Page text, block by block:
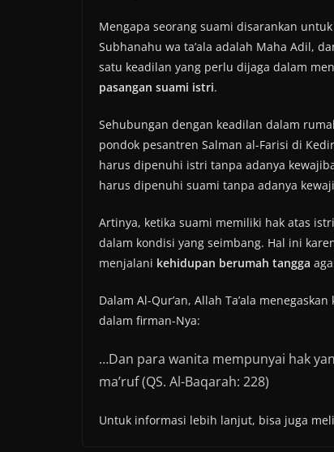
Mengapa seorang suami disarankan
Subhanahu wa ta’ala adalah Maha Adil,
satu keadilan yang perlu dijaga dalam
pasangan suami istri.
Sehubungan dengan keadilan dalam
pondok pesantren Salman al-Farisi di
harus dipenuhi istri tanpa adanya
harus dipenuhi suami tanpa adanya
Artinya, ketika suami memiliki hak atas
dalam kondisi yang seimbang. Hal ini
menjalani kehidupan berumah tangga
Dalam Al-Qur’an, Allah Ta’ala
dalam firman-Nya:
…Dan para wanita mempunyai hak
ma’ruf (QS. Al-Baqarah: 228)
Untuk informasi lebih lanjut, bisa juga